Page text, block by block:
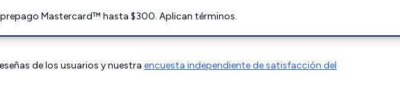
Mastercard™ hasta $300. Aplican términos.
de los usuarios y nuestra encuesta independiente de satisfacción del